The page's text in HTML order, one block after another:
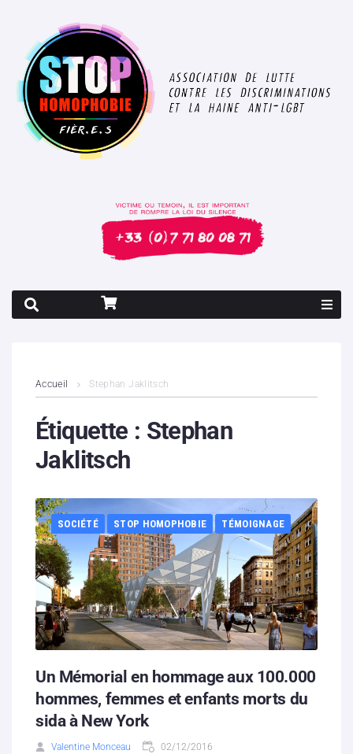
Contenus litigieux
Nous soutenir
Partenaires
Contacts
Hébergement solidaire
Accueil Stephan Jaklitsch
Étiquette : Stephan
Jaklitsch
SOCIÉTÉ STOP HOMOPHOBIE TÉMOIGNAGE
Un Mémorial en hommage aux 100.000
hommes, femmes et enfants morts du
sida à New York
Valentine Monceau 02/12/2016